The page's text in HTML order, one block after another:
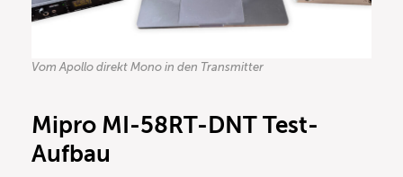
Vom Apollo direkt Mono in den Transmitter
Mipro MI-58RT-DNT Test-
Aufbau